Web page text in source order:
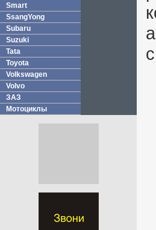
Smart
SsangYong
Subaru
Suzuki
Tata
Toyota
Volkswagen
Volvo
ЗАЗ
Мотоциклы